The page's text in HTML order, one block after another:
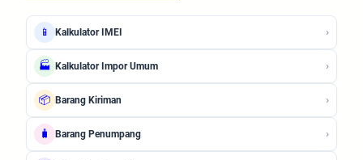
📱 Kalkulator IMEI ›
🏭 Kalkulator Impor Umum ›
📦 Barang Kiriman ›
🧳 Barang Penumpang ›